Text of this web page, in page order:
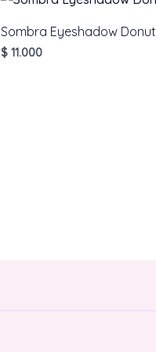
Sombra Eyeshadow Donut
$ 11.000